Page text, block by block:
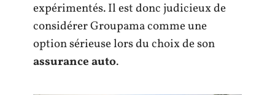
expérimentés. Il est donc judicieux de
considérer Groupama comme une
option sérieuse lors du choix de son
assurance auto.